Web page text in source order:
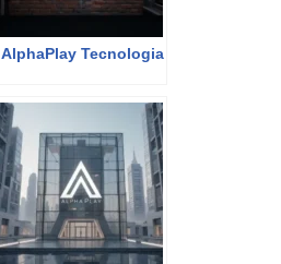
AlphaPlay Tecnologia